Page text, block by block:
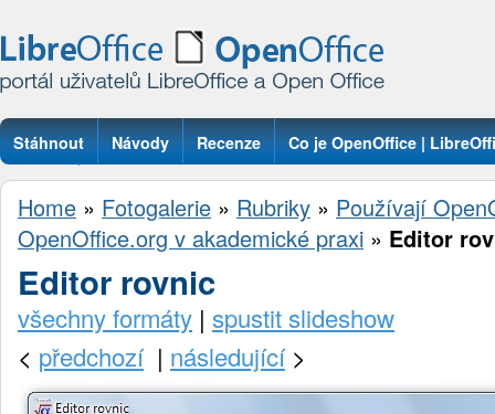
Stáhnout Návody Recenze Co je OpenOffice |
Otázky
Home » Fotogalerie » Rubriky » Používají
OpenOffice.org v akademické praxi » Editor
Editor rovnic
všechny formáty | spustit slideshow
< předchozí| následující>